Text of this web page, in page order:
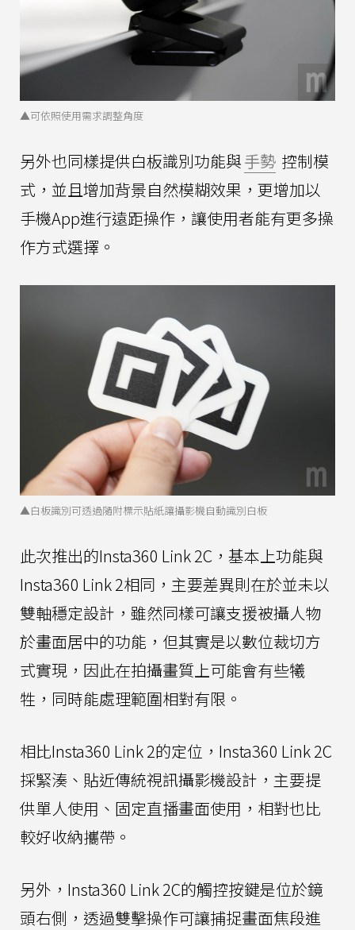
▲可依照使用需求調整角度
另外也同樣提供白板識別功能與手勢 控制模
式，並且增加背景自然模糊效果，更增加以
手機App進行遠距操作，讓使用者能有更多操
作方式選擇。
▲白板識別可透過隨附標示貼紙讓攝影機自動識別白板
此次推出的Insta360 Link 2C，基本上功能與
Insta360 Link 2相同，主要差異則在於並未以
雙軸穩定設計，雖然同樣可讓支援被攝人物
於畫面居中的功能，但其實是以數位裁切方
式實現，因此在拍攝畫質上可能會有些犧
牲，同時能處理範圍相對有限。
相比Insta360 Link 2的定位，Insta360 Link 2C
採緊湊、貼近傳統視訊攝影機設計，主要提
供單人使用、固定直播畫面使用，相對也比
較好收納攜帶。
另外，Insta360 Link 2C的觸控按鍵是位於鏡
頭右側，透過雙擊操作可讓捕捉畫面焦段進